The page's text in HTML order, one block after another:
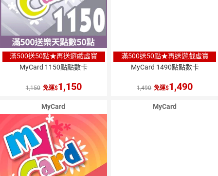
滿500送50點★再送遊戲虛寶
MyCard 1150點點數卡
1,150 免運 1,150
滿500送50點★再送遊戲虛寶
MyCard 1490點點數卡
1,490 免運 1,490
MyCard MyCard